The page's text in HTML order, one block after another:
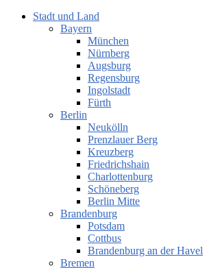
Stadt und Land
Bayern
München
Nürnberg
Augsburg
Regensburg
Ingolstadt
Fürth
Berlin
Neukölln
Prenzlauer Berg
Kreuzberg
Friedrichshain
Charlottenburg
Schöneberg
Berlin Mitte
Brandenburg
Potsdam
Cottbus
Brandenburg an der Havel
Bremen